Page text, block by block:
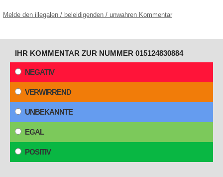
Melde den illegalen / beleidigenden / unwahren Kommentar
IHR KOMMENTAR ZUR NUMMER 015124830884
NEGATIV
VERWIRREND
UNBEKANNTE
EGAL
POSITIV